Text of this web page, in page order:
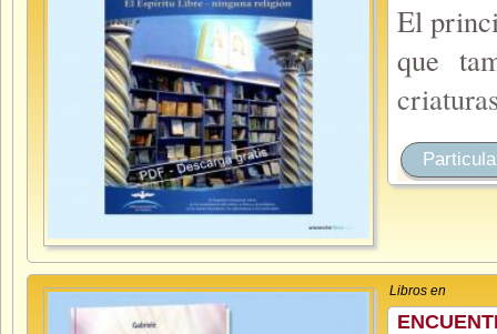
El
que
Libros en